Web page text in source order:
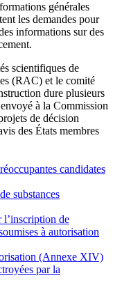
générales
les demandes pour
informations sur des
scientifiques de
(RAC) et le comité
dure plusieurs
à la Commission
de décision
des États membres
candidates
substances
l’inscription de
à autorisation
(Annexe XIV)
par la